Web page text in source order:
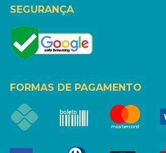
SEGURANÇA
FORMAS DE PAGAMENTO